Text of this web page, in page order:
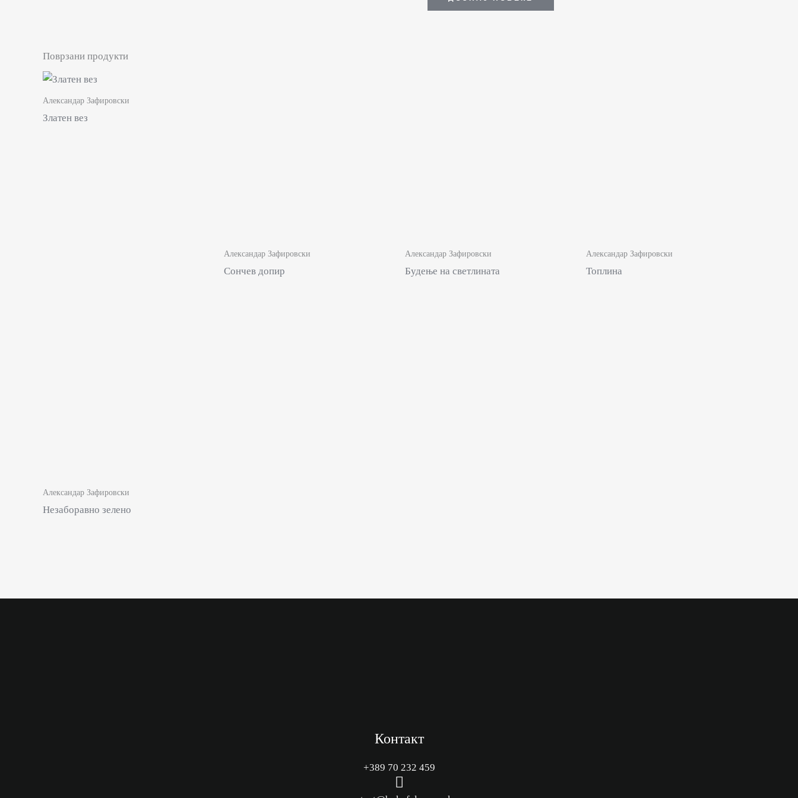
Поврзани продукти
Александар Зафировски
Златен вез
Александар Зафировски
Сончев допир
Александар Зафировски
Будење на светлината
Александар Зафировски
Топлина
Александар Зафировски
Незаборaвно зелено
Контакт
+389 70 232 459